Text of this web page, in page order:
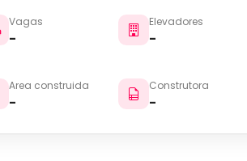
Vagas
-
Elevadores
-
Area construida
-
Construtora
-